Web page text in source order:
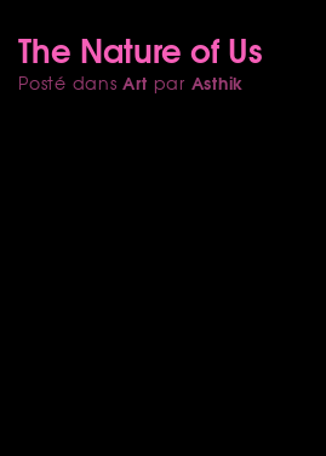
The Nature of Us
Posté dansArt par Asthik